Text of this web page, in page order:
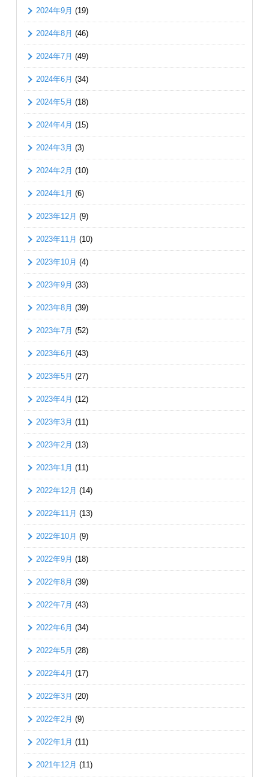
2024年9月 (19)
2024年8月 (46)
2024年7月 (49)
2024年6月 (34)
2024年5月 (18)
2024年4月 (15)
2024年3月 (3)
2024年2月 (10)
2024年1月 (6)
2023年12月 (9)
2023年11月 (10)
2023年10月 (4)
2023年9月 (33)
2023年8月 (39)
2023年7月 (52)
2023年6月 (43)
2023年5月 (27)
2023年4月 (12)
2023年3月 (11)
2023年2月 (13)
2023年1月 (11)
2022年12月 (14)
2022年11月 (13)
2022年10月 (9)
2022年9月 (18)
2022年8月 (39)
2022年7月 (43)
2022年6月 (34)
2022年5月 (28)
2022年4月 (17)
2022年3月 (20)
2022年2月 (9)
2022年1月 (11)
2021年12月 (11)